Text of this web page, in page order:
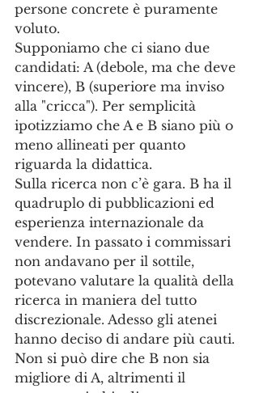
persone concrete è puramente
voluto.
Supponiamo che ci siano due
candidati: A (debole, ma che deve
vincere), B (superiore ma inviso
alla "cricca"). Per semplicità
ipotizziamo che A e B siano più o
meno allineati per quanto
riguarda la didattica.
Sulla ricerca non c’è gara. B ha il
quadruplo di pubblicazioni ed
esperienza internazionale da
vendere. In passato i commissari
non andavano per il sottile,
potevano valutare la qualità della
ricerca in maniera del tutto
discrezionale. Adesso gli atenei
hanno deciso di andare più cauti.
Non si può dire che B non sia
migliore di A, altrimenti il